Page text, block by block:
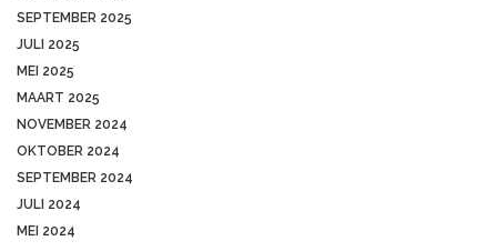
SEPTEMBER 2025
JULI 2025
MEI 2025
MAART 2025
NOVEMBER 2024
OKTOBER 2024
SEPTEMBER 2024
JULI 2024
MEI 2024